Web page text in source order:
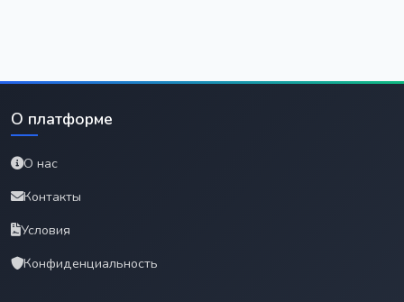
О платформе
О нас
Контакты
Условия
Конфиденциальность